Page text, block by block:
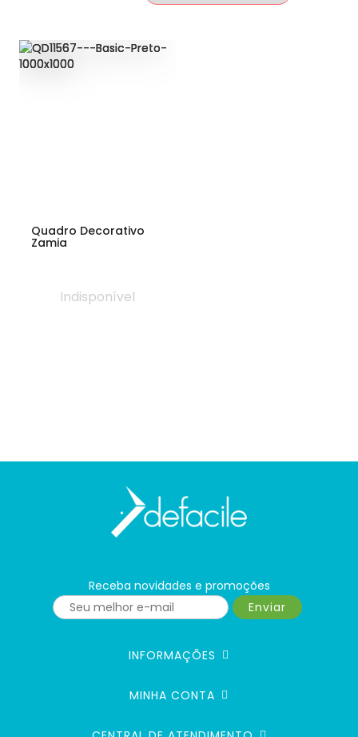
Quadro Decorativo
Zamia
Indisponível
Receba novidades e promoções
Enviar
INFORMAÇÕES
MINHA CONTA